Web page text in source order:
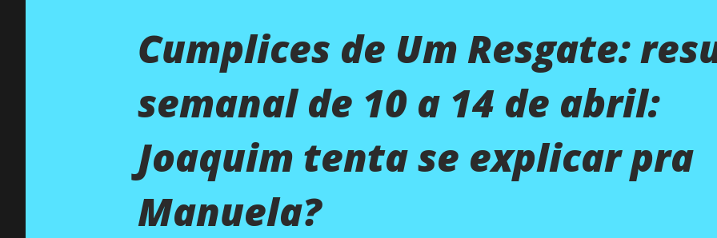
Cumplices de Um Resgate:
semanal de 10 a 14 de abril:
Joaquim tenta se explicar pra
Manuela?